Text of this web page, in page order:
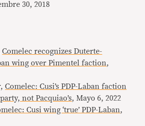
30, 2018
Comelec recognizes Duterte-
wing over Pimentel faction,
Comelec: Cusi’s PDP-Laban faction
not Pacquiao’s, Mayo 6, 2022
Cusi wing ‘true’ PDP-Laban,